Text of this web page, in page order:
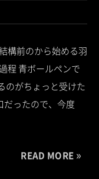
構前のから始める羽
程 青ボールペンで
のがちょっと受けた
ったので、今度
READ MORE